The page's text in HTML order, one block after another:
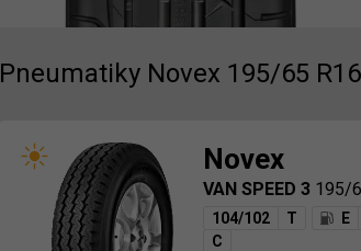
Pneumatiky Novex 195/65 R16
Novex
VAN SPEED 3 195/
104/102 T E
C